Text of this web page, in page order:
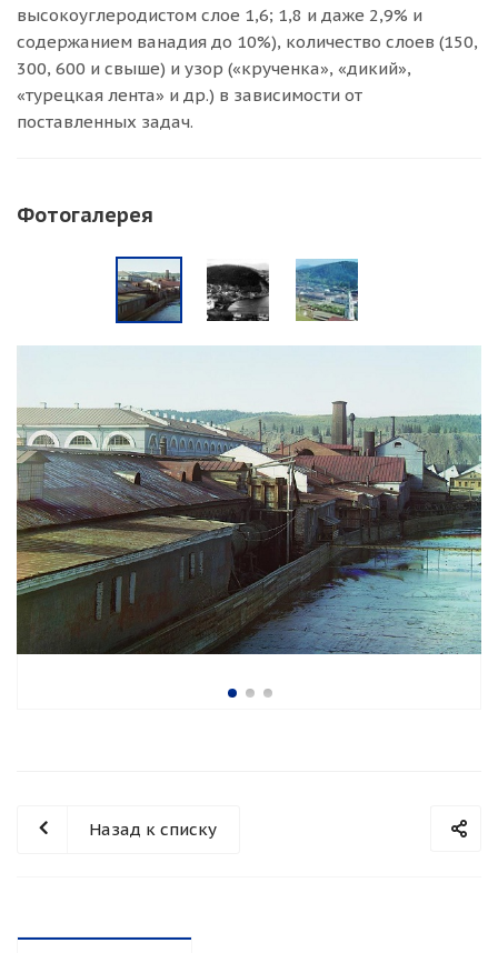
высокоуглеродистом слое 1,6; 1,8 и даже 2,9% и
содержанием ванадия до 10%), количество слоев (150,
300, 600 и свыше) и узор («крученка», «дикий»,
«турецкая лента» и др.) в зависимости от
поставленных задач.
Фотогалерея
Назад к списку